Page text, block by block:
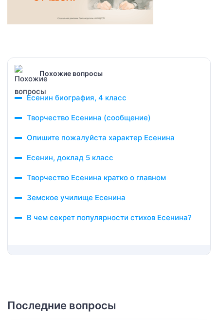
Похожие вопросы
Есенин биография, 4 класс
Творчество Есенина (сообщение)
Опишите пожалуйста характер Есенина
Есенин, доклад 5 класс
Творчество Есенина кратко о главном
Земское училище Есенина
В чем секрет популярности стихов Есенина?
Последние вопросы